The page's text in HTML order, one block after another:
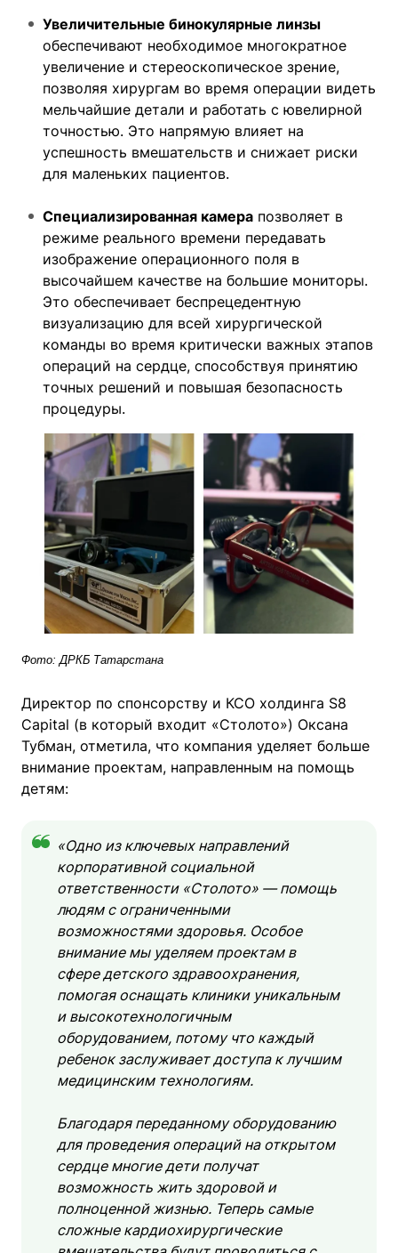
Увеличительные бинокулярные линзы
обеспечивают необходимое многократное
увеличение и стереоскопическое зрение,
позволяя хирургам во время операции видеть
мельчайшие детали и работать с ювелирной
точностью. Это напрямую влияет на
успешность вмешательств и снижает риски
для маленьких пациентов.
Специализированная камера позволяет в
режиме реального времени передавать
изображение операционного поля в
высочайшем качестве на большие мониторы.
Это обеспечивает беспрецедентную
визуализацию для всей хирургической
команды во время критически важных этапов
операций на сердце, способствуя принятию
точных решений и повышая безопасность
процедуры.
Фото: ДРКБ Татарстана
Директор по спонсорству и КСО холдинга S8
Capital (в который входит «Столото») Оксана
Тубман, отметила, что компания уделяет больше
внимание проектам, направленным на помощь
детям:
«Одно из ключевых направлений
корпоративной социальной
ответственности «Столото» — помощь
людям с ограниченными
возможностями здоровья. Особое
внимание мы уделяем проектам в
сфере детского здравоохранения,
помогая оснащать клиники уникальным
и высокотехнологичным
оборудованием, потому что каждый
ребенок заслуживает доступа к лучшим
медицинским технологиям.
Благодаря переданному оборудованию
для проведения операций на открытом
сердце многие дети получат
возможность жить здоровой и
полноценной жизнью. Теперь самые
сложные кардиохирургические